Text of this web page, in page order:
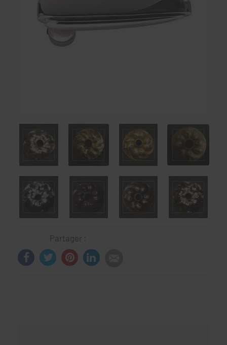
Partager :